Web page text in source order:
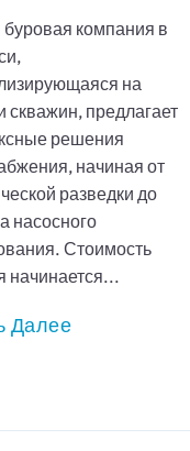
компания в
на
скважин, предлагает
решения
начиная от
разведки до
насосного
Стоимость
начинается...
Далее